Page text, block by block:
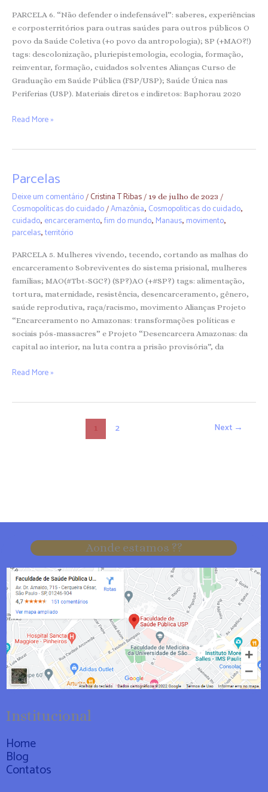
PARCELA 6. “Não defender o indefensável”: saberes, experiências
e corposterritórios para outras saúdes para outros públicos O
povo da Saúde Coletiva (+o povo da antropologia); SP (+MAO?!)
tags: descolonização, pluriepistemologia, ecologia, formação,
reinventar, formação, cuidados solventes Alianças Curso de
Graduação em Saúde Pública (FSP/USP); Saúde Única nas
Periferias (USP). Materiais diretos e indiretos: Baphorau 2020
Read More »
Parcelas
Deixe um comentário / Cristina T Ribas / 19 de julho de 2023 /
Cosmopolíticas do cuidado / Amazônia, Cosmopoliticas do cuidado,
cuidado, encarceramento, fim do mundo, Manaus, movimento,
parcelas, território
PARCELA 5. Mulheres vivendo, tecendo, cortando as malhas do
encarceramento Sobreviventes do sistema prisional, mulheres
famílias; MAO(#Tbt-SGC?) (SP?)AO (+#SP?) tags: alimentação,
tortura, maternidade, resistência, desencarceramento, gênero,
saúde reprodutiva, raça/racismo, movimento Alianças Projeto
“Encarceramento no Amazonas: transformações políticas e
sociais pós-massacres” e Projeto “Desencarcera Amazonas: da
capital ao interior, na luta contra a prisão provisória”, da
Parcelas
Read More »
1 2 Next →
Aonde estamos ??
Institucional
Home
Blog
Contatos